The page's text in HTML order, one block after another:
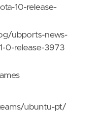
10-release-
ubports-news-
0-release-3973
ubuntu-pt/